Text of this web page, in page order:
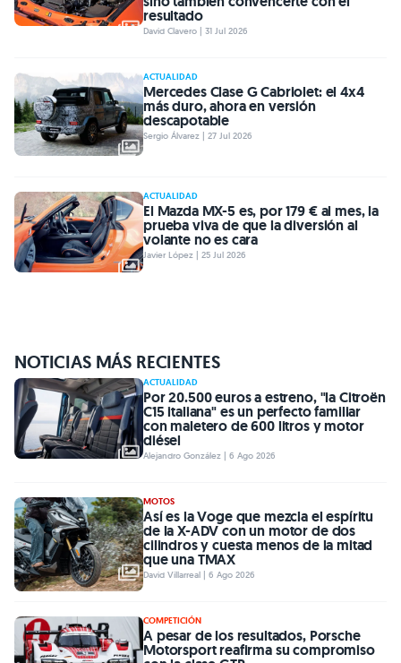
resultado
David Clavero | 31 Jul 2026
ACTUALIDAD
Mercedes Clase G Cabriolet: el 4x4
más duro, ahora en versión
descapotable
Sergio Álvarez | 27 Jul 2026
ACTUALIDAD
El Mazda MX-5 es, por 179 € al mes, la
prueba viva de que la diversión al
volante no es cara
Javier López | 25 Jul 2026
NOTICIAS MÁS RECIENTES
ACTUALIDAD
Por 20.500 euros a estreno, "la Citroën
C15 italiana" es un perfecto familiar
con maletero de 600 litros y motor
diésel
Alejandro González | 6 Ago 2026
MOTOS
Así es la Voge que mezcla el espíritu
de la X-ADV con un motor de dos
cilindros y cuesta menos de la mitad
que una TMAX
David Villarreal | 6 Ago 2026
COMPETICIÓN
A pesar de los resultados, Porsche
Motorsport reafirma su compromiso